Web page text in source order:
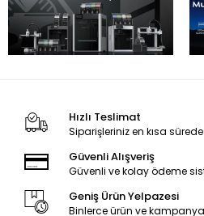
Hızlı Teslimat
Siparişleriniz en kısa
Güvenli Alışveriş
Güvenli ve kolay ödeme
Geniş Ürün Yelpazesi
Binlerce ürün ve